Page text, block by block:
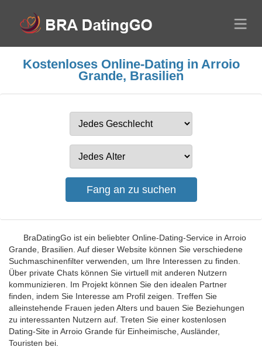
Kostenloses Online-Dating in Arroio
Grande, Brasilien
BraDatingGo ist ein beliebter Online-Dating-Service in Arroio
Grande, Brasilien. Auf dieser Website können Sie verschiedene
Suchmaschinenfilter verwenden, um Ihre Interessen zu finden.
Über private Chats können Sie virtuell mit anderen Nutzern
kommunizieren. Im Projekt können Sie den idealen Partner
finden, indem Sie Interesse am Profil zeigen. Treffen Sie
alleinstehende Frauen jeden Alters und bauen Sie Beziehungen
zu interessanten Nutzern auf. Treten Sie einer kostenlosen
Dating-Site in Arroio Grande für Einheimische, Ausländer,
Touristen bei.